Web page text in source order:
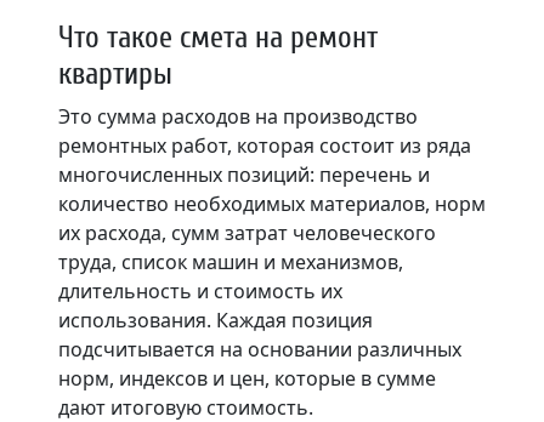
Что такое смета на ремонт
квартиры
Это сумма расходов на производство
ремонтных работ, которая состоит из ряда
многочисленных позиций: перечень и
количество необходимых материалов, норм
их расхода, сумм затрат человеческого
труда, список машин и механизмов,
длительность и стоимость их
использования. Каждая позиция
подсчитывается на основании различных
норм, индексов и цен, которые в сумме
дают итоговую стоимость.